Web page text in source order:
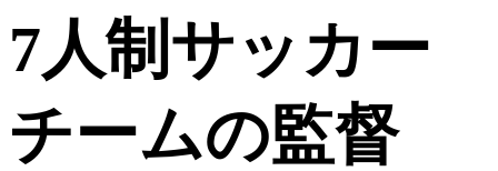
7人制サッカー
チームの監督